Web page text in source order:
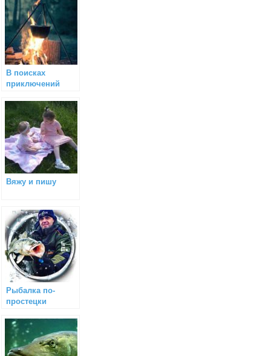
В поисках
приключений
Вяжу и пишу
Рыбалка по-
простецки